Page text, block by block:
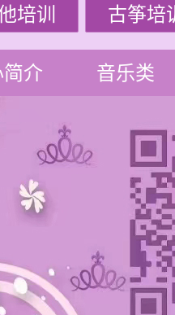
培训 古筝培
介 音乐类